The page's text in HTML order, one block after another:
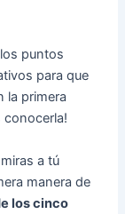
puntos
para que
la primera
conocerla!
a tú
manera de
los cinco